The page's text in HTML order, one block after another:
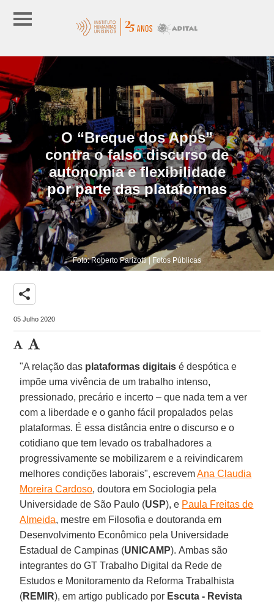
O “Breque dos Apps”
contra o falso discurso de
autonomia e flexibilidade
por parte das plataformas
Foto: Roberto Parizotti | Fotos Públicas
share
05 Julho 2020
"A relação das plataformas digitais é despótica e
impõe uma vivência de um trabalho intenso,
pressionado, precário e incerto – que nada tem a ver
com a liberdade e o ganho fácil propalados pelas
plataformas. É essa distância entre o discurso e o
cotidiano que tem levado os trabalhadores a
progressivamente se mobilizarem e a reivindicarem
melhores condições laborais", escrevemAna Claudia
Moreira Cardoso, doutora em Sociologia pela
Universidade de São Paulo (USP), e Paula Freitas de
Almeida, mestre em Filosofia e doutoranda em
Desenvolvimento Econômico pela Universidade
Estadual de Campinas (UNICAMP). Ambas são
integrantes do GT Trabalho Digital da Rede de
Estudos e Monitoramento da Reforma Trabalhista
(REMIR), em artigo publicado por Escuta - Revista